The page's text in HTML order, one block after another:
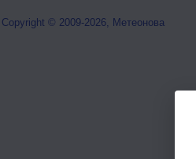
Copyright © 2009-2026, Метеонова